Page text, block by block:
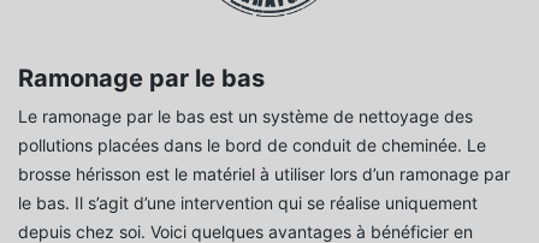
Ramonage par le bas
Le ramonage par le bas est un système de nettoyage des
pollutions placées dans le bord de conduit de cheminée. Le
brosse hérisson est le matériel à utiliser lors d’un ramonage par
le bas. Il s’agit d’une intervention qui se réalise uniquement
depuis chez soi. Voici quelques avantages à bénéficier en